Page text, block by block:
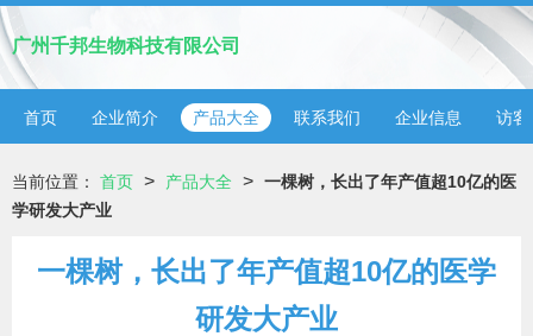
广州千邦生物科技有限公司
首页 企业简介 产品大全 联系我们 企业信息 访客
当前位置： 首页 > 产品大全 > 一棵树，长出了年产值超10亿的医
学研发大产业
一棵树，长出了年产值超10亿的医学
研发大产业